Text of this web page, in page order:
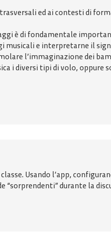
ed ai contesti di
è di fondamentale
musicali e interpretarne il
l’immaginazione dei
i diversi tipi di volo, oppure
Usando l’app,
durante la